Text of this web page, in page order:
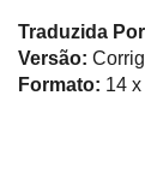
Traduzida
Versão:
Formato: 14